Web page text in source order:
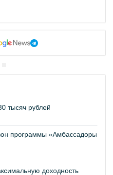
тысяч рублей
программы «Амбассадоры
доходность